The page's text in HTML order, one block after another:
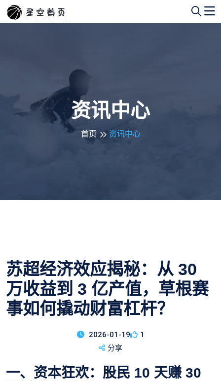
资讯中心
首页 资讯中心
苏超经济效应揭秘：从 30
万收益到 3 亿产值，草根赛
事如何撬动财富杠杆？
2026-01-19
1
分享
一、资本狂欢：股民 10 天赚 30